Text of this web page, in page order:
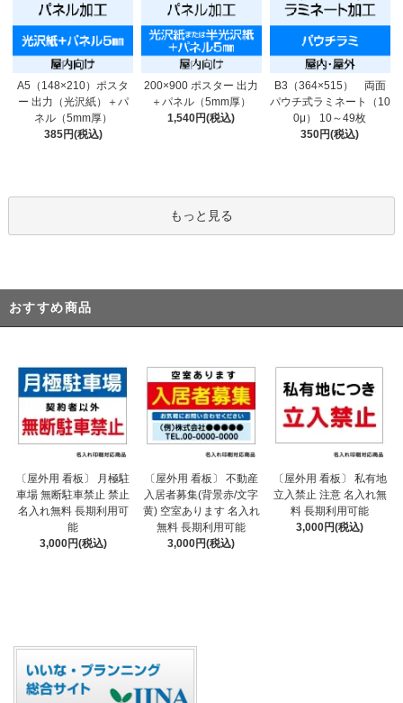
A5（148×210）ポスタ
ー 出力（光沢紙）＋パ
ネル（5mm厚）
385円(税込)
200×900 ポスター 出力
＋パネル（5mm厚）
1,540円(税込)
B3（364×515） 両面
パウチ式ラミネート（10
0μ） 10～49枚
350円(税込)
もっと見る
おすすめ商品
〔屋外用 看板〕 月極駐
車場 無断駐車禁止 禁止
名入れ無料 長期利用可
能
3,000円(税込)
〔屋外用 看板〕 不動産
入居者募集(背景赤/文字
黄) 空室あります 名入れ
無料 長期利用可能
3,000円(税込)
〔屋外用 看板〕 私有地
立入禁止 注意 名入れ無
料 長期利用可能
3,000円(税込)